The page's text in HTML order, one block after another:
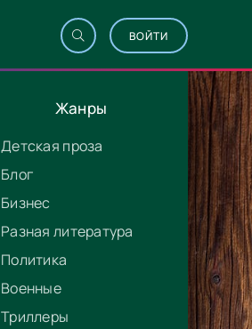
ВОЙТИ
Жанры
Детская проза
Блог
Бизнес
Разная литература
Политика
Военные
Триллеры